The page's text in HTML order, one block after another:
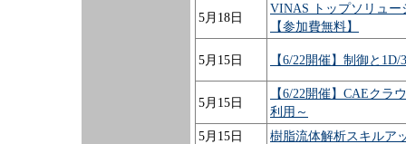
5月18日
VINAS トップソリュー
【参加費無料】
5月15日 【6/22開催】制御と
5月15日
【6/22開催】CAEクラ
利用～
5月15日
樹脂流体解析スキルア